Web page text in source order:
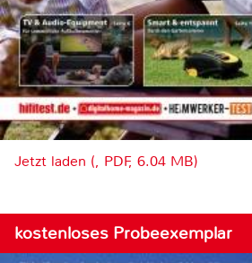
Jetzt laden (, PDF, 6.04 MB)
kostenloses Probeexemplar